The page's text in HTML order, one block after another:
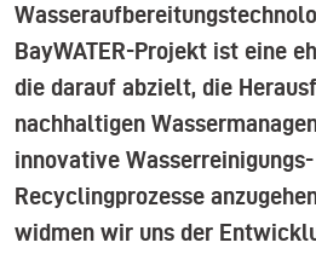
BayWATER-Projekt ist eine
die darauf abzielt, die
nachhaltigen
innovative
Recyclingprozesse
widmen wir uns der